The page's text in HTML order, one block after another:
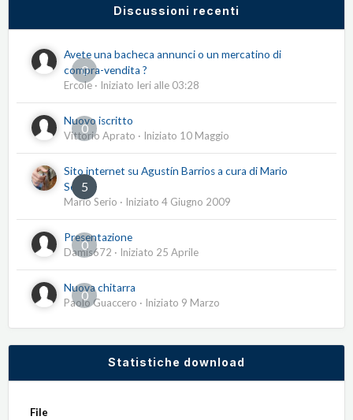
Discussioni recenti
0
Avete una bacheca annunci o un mercatino di
compra-vendita ?
Ercole · Iniziato Ieri alle 03:28
0
Nuovo iscritto
Vittorio Aprato · Iniziato 10 Maggio
5
Sito internet su Agustín Barrios a cura di Mario
Serio
Mario Serio · Iniziato 4 Giugno 2009
0
Presentazione
Damis672 · Iniziato 25 Aprile
0
Nuova chitarra
Paolo Guaccero · Iniziato 9 Marzo
Statistiche download
File